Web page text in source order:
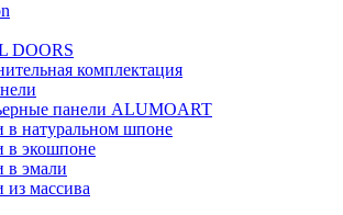
DOORS
комплектация
панели ALUMOART
в натуральном шпоне
в экошпоне
в эмали
из массива